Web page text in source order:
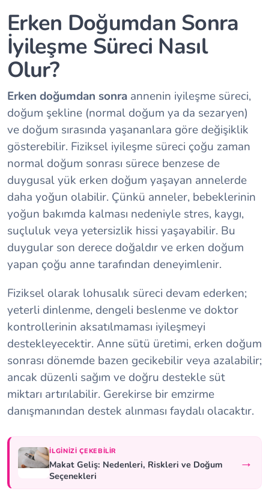
Erken Doğumdan Sonra
İyileşme Süreci Nasıl
Olur?
Erken doğumdan sonra annenin iyileşme süreci,
doğum şekline (normal doğum ya da sezaryen)
ve doğum sırasında yaşananlara göre değişiklik
gösterebilir. Fiziksel iyileşme süreci çoğu zaman
normal doğum sonrası sürece benzese de
duygusal yük erken doğum yaşayan annelerde
daha yoğun olabilir. Çünkü anneler, bebeklerinin
yoğun bakımda kalması nedeniyle stres, kaygı,
suçluluk veya yetersizlik hissi yaşayabilir. Bu
duygular son derece doğaldır ve erken doğum
yapan çoğu anne tarafından deneyimlenir.
Fiziksel olarak lohusalık süreci devam ederken;
yeterli dinlenme, dengeli beslenme ve doktor
kontrollerinin aksatılmaması iyileşmeyi
destekleyecektir. Anne sütü üretimi, erken doğum
sonrası dönemde bazen gecikebilir veya azalabilir;
ancak düzenli sağım ve doğru destekle süt
miktarı artırılabilir. Gerekirse bir emzirme
danışmanından destek alınması faydalı olacaktır.
İLGINIZI ÇEKEBILIR
Makat Geliş: Nedenleri, Riskleri ve Doğum
Seçenekleri
→